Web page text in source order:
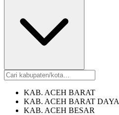
KAB. ACEH BARAT
KAB. ACEH BARAT DAYA
KAB. ACEH BESAR